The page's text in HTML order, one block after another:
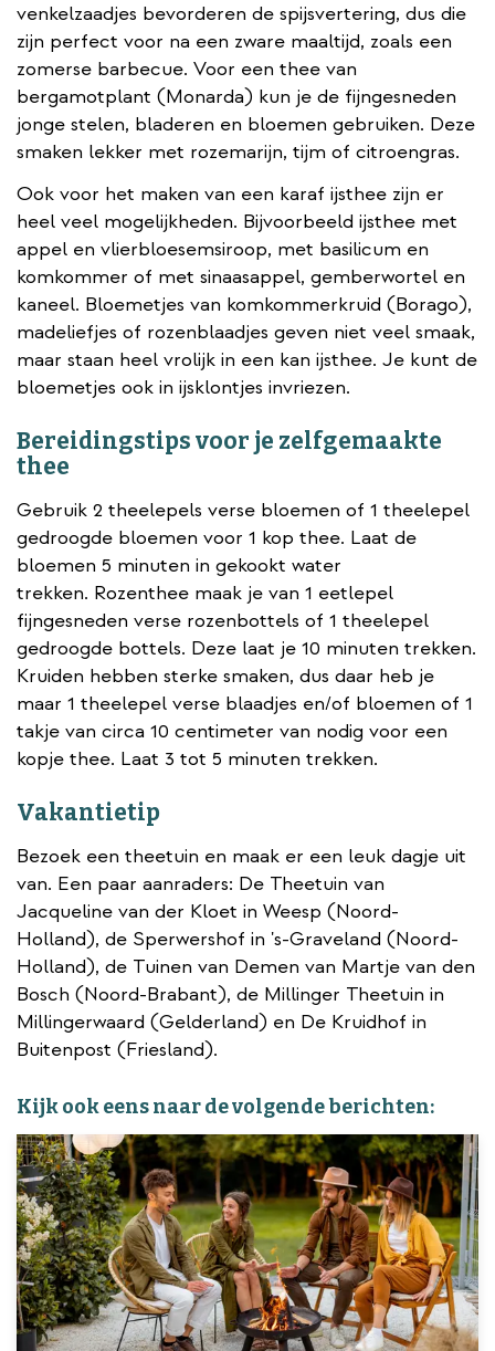
venkelzaadjes bevorderen de spijsvertering, dus die
zijn perfect voor na een zware maaltijd, zoals een
zomerse barbecue. Voor een thee van
bergamotplant (Monarda) kun je de fijngesneden
jonge stelen, bladeren en bloemen gebruiken. Deze
smaken lekker met rozemarijn, tijm of citroengras.
Ook voor het maken van een karaf ijsthee zijn er
heel veel mogelijkheden. Bijvoorbeeld ijsthee met
appel en vlierbloesemsiroop, met basilicum en
komkommer of met sinaasappel, gemberwortel en
kaneel. Bloemetjes van komkommerkruid (Borago),
madeliefjes of rozenblaadjes geven niet veel smaak,
maar staan heel vrolijk in een kan ijsthee. Je kunt de
bloemetjes ook in ijsklontjes invriezen.
Bereidingstips voor je zelfgemaakte
thee
Gebruik 2 theelepels verse bloemen of 1 theelepel
gedroogde bloemen voor 1 kop thee. Laat de
bloemen 5 minuten in gekookt water
trekken. Rozenthee maak je van 1 eetlepel
fijngesneden verse rozenbottels of 1 theelepel
gedroogde bottels. Deze laat je 10 minuten trekken.
Kruiden hebben sterke smaken, dus daar heb je
maar 1 theelepel verse blaadjes en/of bloemen of 1
takje van circa 10 centimeter van nodig voor een
kopje thee. Laat 3 tot 5 minuten trekken.
Vakantietip
Bezoek een theetuin en maak er een leuk dagje uit
van. Een paar aanraders: De Theetuin van
Jacqueline van der Kloet in Weesp (Noord-
Holland), de Sperwershof in 's-Graveland (Noord-
Holland), de Tuinen van Demen van Martje van den
Bosch (Noord-Brabant), de Millinger Theetuin in
Millingerwaard (Gelderland) en De Kruidhof in
Buitenpost (Friesland).
Kijk ook eens naar de volgende berichten: